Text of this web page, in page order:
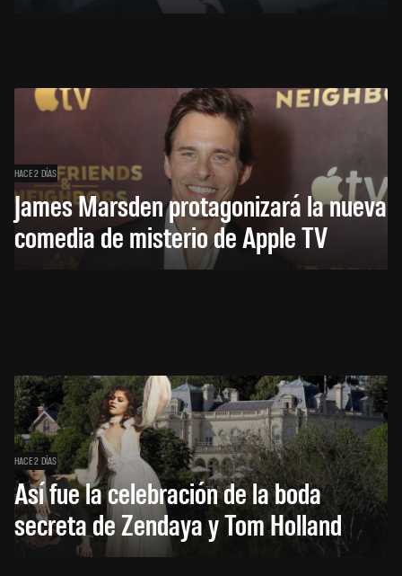
HACE 2 DÍAS
James Marsden protagonizará la nueva
comedia de misterio de Apple TV
HACE 2 DÍAS
Así fue la celebración de la boda
secreta de Zendaya y Tom Holland